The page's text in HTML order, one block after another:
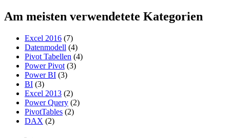
Am meisten verwendetete Kategorien
Excel 2016 (7)
Datenmodell (4)
Pivot Tabellen (4)
Power Pivot (3)
Power BI (3)
BI (3)
Excel 2013 (2)
Power Query (2)
PivotTables (2)
DAX (2)